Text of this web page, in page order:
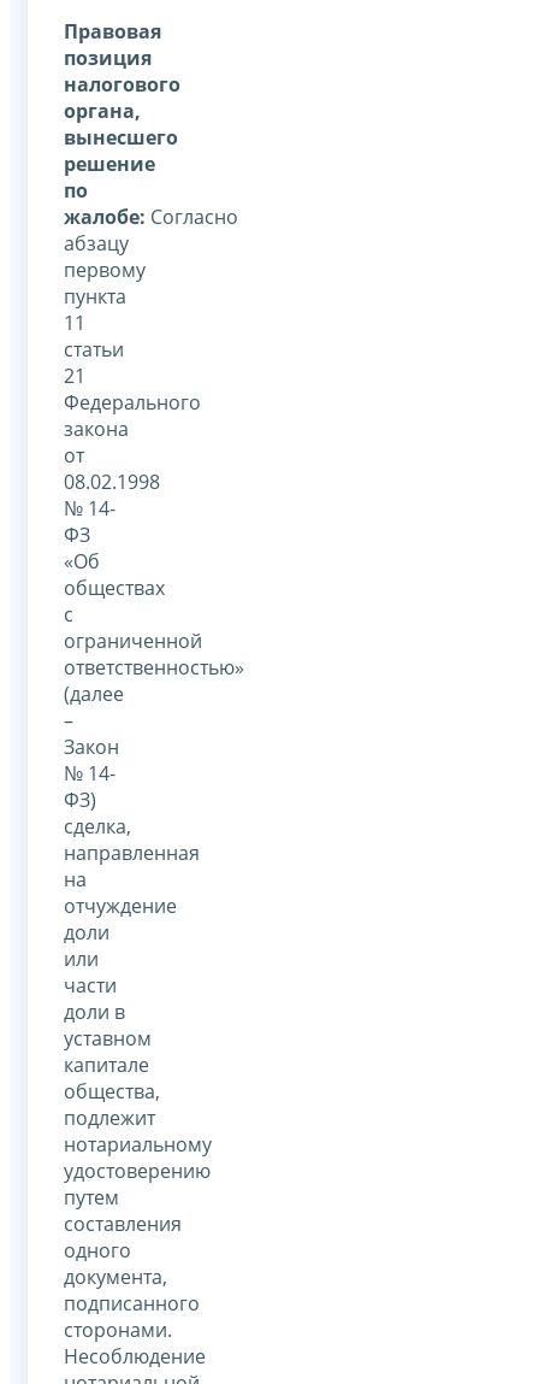
Правовая
позиция
налогового
органа,
вынесшего
решение
по
жалобе: Согласно
абзацу
первому
пункта
11
статьи
21
Федерального
закона
от
08.02.1998
№ 14-
ФЗ
«Об
обществах
с
ограниченной
ответственностью»
(далее
–
Закон
№ 14-
ФЗ)
сделка,
направленная
на
отчуждение
доли
или
части
доли в
уставном
капитале
общества,
подлежит
нотариальному
удостоверению
путем
составления
одного
документа,
подписанного
сторонами.
Несоблюдение